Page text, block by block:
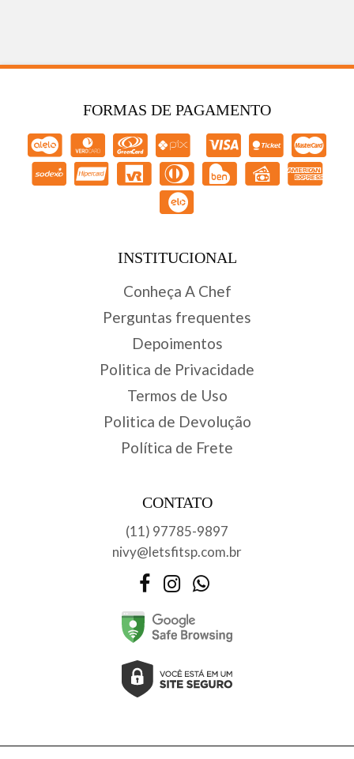
FORMAS DE PAGAMENTO
INSTITUCIONAL
Conheça A Chef
Perguntas frequentes
Depoimentos
Politica de Privacidade
Termos de Uso
Politica de Devolução
Política de Frete
CONTATO
(11) 97785-9897
nivy@letsfitsp.com.br
FacebookInstagramWhatsApp